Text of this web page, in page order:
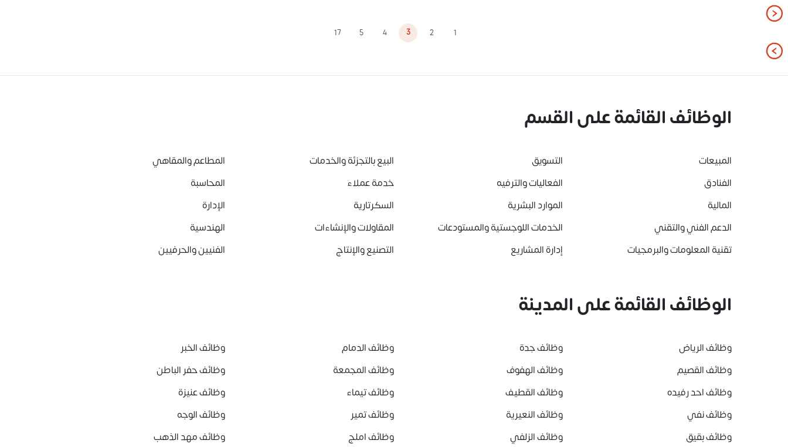
1
2
3
4
5
17
الوظائف القائمة على القسم
المبيعات التسويق البيع بالتجزئة والخدمات
المطاعم والمقاهي
الفنادق
الفعاليات والترفيه خدمة عملاء
المحاسبة
المالية
الموارد البشرية السكرتارية
الإدارة
الدعم الفني والتقني
الخدمات اللوجستية والمستودعات المقاولات والإنشاءات
الهندسية
تقنية المعلومات والبرمجيات
إدارة المشاريع التصنيع والإنتاج الفنيين والحرفيين
الوظائف القائمة على المدينة
وظائف الرياض وظائف جدة وظائف الدمام
وظائف الخبر
وظائف القصيم
وظائف الهفوف وظائف المجمعة
وظائف حفر الباطن
وظائف احد رفيده
وظائف القطيف وظائف تيماء
وظائف عنيزة
وظائف نفي
وظائف النعيرية وظائف تمير
وظائف الوجه
وظائف بقيق
وظائف الزلفي وظائف املج وظائف مهد الذهب